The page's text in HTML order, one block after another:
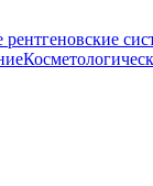
рентгеновские